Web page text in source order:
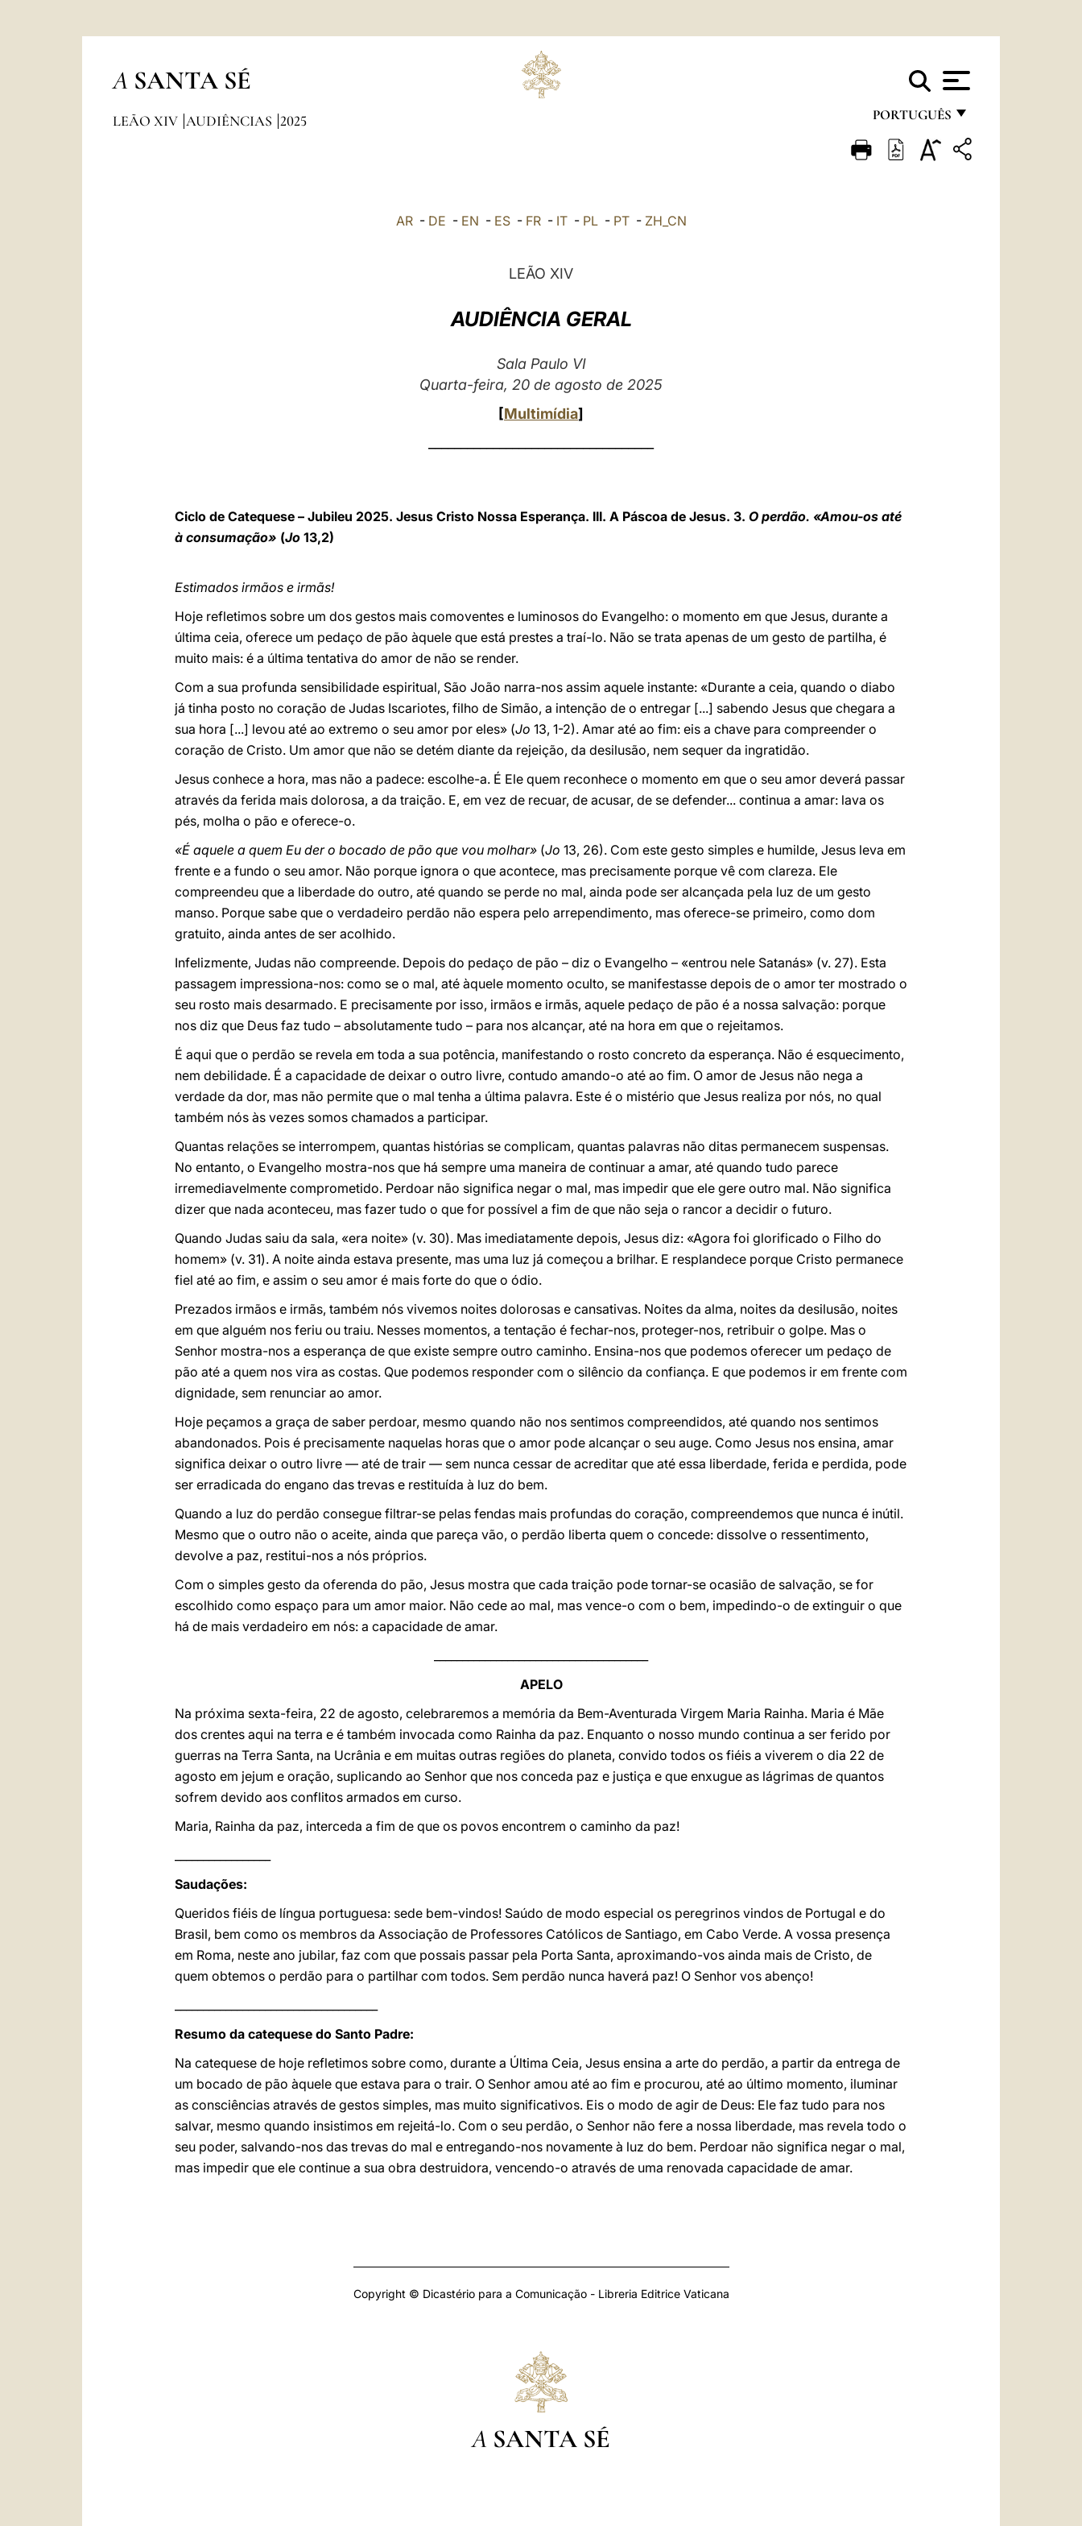
A SANTA SÉ
PORTUGUÊS
FRANÇAIS
LEÃO XIV AUDIÊNCIAS 2025
AR- DE - EN - ES- FR- IT- PL- PT- ZH_CN
LEÃO XIV
AUDIÊNCIA GERAL
Sala Paulo VI
Quarta-feira, 20 de agosto de 2025
[Multimídia]
Ciclo de Catequese – Jubileu 2025. Jesus Cristo Nossa Esperança. III. A Páscoa de Jesus. 3. O perdão. «Amou-os até
à consumação» (Jo 13,2)
Estimados irmãos e irmãs!
Hoje refletimos sobre um dos gestos mais comoventes e luminosos do Evangelho: o momento em que Jesus, durante a
última ceia, oferece um pedaço de pão àquele que está prestes a traí-lo. Não se trata apenas de um gesto de partilha, é
muito mais: é a última tentativa do amor de não se render.
Com a sua profunda sensibilidade espiritual, São João narra-nos assim aquele instante: «Durante a ceia, quando o diabo
já tinha posto no coração de Judas Iscariotes, filho de Simão, a intenção de o entregar [...] sabendo Jesus que chegara a
sua hora [...] levou até ao extremo o seu amor por eles» (Jo 13, 1-2). Amar até ao fim: eis a chave para compreender o
coração de Cristo. Um amor que não se detém diante da rejeição, da desilusão, nem sequer da ingratidão.
Jesus conhece a hora, mas não a padece: escolhe-a. É Ele quem reconhece o momento em que o seu amor deverá passar
através da ferida mais dolorosa, a da traição. E, em vez de recuar, de acusar, de se defender... continua a amar: lava os
pés, molha o pão e oferece-o.
«É aquele a quem Eu der o bocado de pão que vou molhar» (Jo 13, 26). Com este gesto simples e humilde, Jesus leva em
frente e a fundo o seu amor. Não porque ignora o que acontece, mas precisamente porque vê com clareza. Ele
compreendeu que a liberdade do outro, até quando se perde no mal, ainda pode ser alcançada pela luz de um gesto
manso. Porque sabe que o verdadeiro perdão não espera pelo arrependimento, mas oferece-se primeiro, como dom
gratuito, ainda antes de ser acolhido.
Infelizmente, Judas não compreende. Depois do pedaço de pão – diz o Evangelho – «entrou nele Satanás» (v. 27). Esta
passagem impressiona-nos: como se o mal, até àquele momento oculto, se manifestasse depois de o amor ter mostrado o
seu rosto mais desarmado. E precisamente por isso, irmãos e irmãs, aquele pedaço de pão é a nossa salvação: porque
nos diz que Deus faz tudo – absolutamente tudo – para nos alcançar, até na hora em que o rejeitamos.
É aqui que o perdão se revela em toda a sua potência, manifestando o rosto concreto da esperança. Não é esquecimento,
nem debilidade. É a capacidade de deixar o outro livre, contudo amando-o até ao fim. O amor de Jesus não nega a
verdade da dor, mas não permite que o mal tenha a última palavra. Este é o mistério que Jesus realiza por nós, no qual
também nós às vezes somos chamados a participar.
Quantas relações se interrompem, quantas histórias se complicam, quantas palavras não ditas permanecem suspensas.
No entanto, o Evangelho mostra-nos que há sempre uma maneira de continuar a amar, até quando tudo parece
irremediavelmente comprometido. Perdoar não significa negar o mal, mas impedir que ele gere outro mal. Não significa
dizer que nada aconteceu, mas fazer tudo o que for possível a fim de que não seja o rancor a decidir o futuro.
Quando Judas saiu da sala, «era noite» (v. 30). Mas imediatamente depois, Jesus diz: «Agora foi glorificado o Filho do
homem» (v. 31). A noite ainda estava presente, mas uma luz já começou a brilhar. E resplandece porque Cristo permanece
fiel até ao fim, e assim o seu amor é mais forte do que o ódio.
Prezados irmãos e irmãs, também nós vivemos noites dolorosas e cansativas. Noites da alma, noites da desilusão, noites
em que alguém nos feriu ou traiu. Nesses momentos, a tentação é fechar-nos, proteger-nos, retribuir o golpe. Mas o
Senhor mostra-nos a esperança de que existe sempre outro caminho. Ensina-nos que podemos oferecer um pedaço de
pão até a quem nos vira as costas. Que podemos responder com o silêncio da confiança. E que podemos ir em frente com
dignidade, sem renunciar ao amor.
Hoje peçamos a graça de saber perdoar, mesmo quando não nos sentimos compreendidos, até quando nos sentimos
abandonados. Pois é precisamente naquelas horas que o amor pode alcançar o seu auge. Como Jesus nos ensina, amar
significa deixar o outro livre — até de trair — sem nunca cessar de acreditar que até essa liberdade, ferida e perdida, pode
ser erradicada do engano das trevas e restituída à luz do bem.
Quando a luz do perdão consegue filtrar-se pelas fendas mais profundas do coração, compreendemos que nunca é inútil.
Mesmo que o outro não o aceite, ainda que pareça vão, o perdão liberta quem o concede: dissolve o ressentimento,
devolve a paz, restitui-nos a nós próprios.
Com o simples gesto da oferenda do pão, Jesus mostra que cada traição pode tornar-se ocasião de salvação, se for
escolhido como espaço para um amor maior. Não cede ao mal, mas vence-o com o bem, impedindo-o de extinguir o que
há de mais verdadeiro em nós: a capacidade de amar.
APELO
Na próxima sexta-feira, 22 de agosto, celebraremos a memória da Bem-Aventurada Virgem Maria Rainha. Maria é Mãe
dos crentes aqui na terra e é também invocada como Rainha da paz. Enquanto o nosso mundo continua a ser ferido por
guerras na Terra Santa, na Ucrânia e em muitas outras regiões do planeta, convido todos os fiéis a viverem o dia 22 de
agosto em jejum e oração, suplicando ao Senhor que nos conceda paz e justiça e que enxugue as lágrimas de quantos
sofrem devido aos conflitos armados em curso.
Maria, Rainha da paz, interceda a fim de que os povos encontrem o caminho da paz!
Saudações:
Queridos fiéis de língua portuguesa: sede bem-vindos! Saúdo de modo especial os peregrinos vindos de Portugal e do
Brasil, bem como os membros da Associação de Professores Católicos de Santiago, em Cabo Verde. A vossa presença
em Roma, neste ano jubilar, faz com que possais passar pela Porta Santa, aproximando-vos ainda mais de Cristo, de
quem obtemos o perdão para o partilhar com todos. Sem perdão nunca haverá paz! O Senhor vos abenço!
Resumo da catequese do Santo Padre:
Na catequese de hoje refletimos sobre como, durante a Última Ceia, Jesus ensina a arte do perdão, a partir da entrega de
um bocado de pão àquele que estava para o trair. O Senhor amou até ao fim e procurou, até ao último momento, iluminar
as consciências através de gestos simples, mas muito significativos. Eis o modo de agir de Deus: Ele faz tudo para nos
salvar, mesmo quando insistimos em rejeitá-lo. Com o seu perdão, o Senhor não fere a nossa liberdade, mas revela todo o
seu poder, salvando-nos das trevas do mal e entregando-nos novamente à luz do bem. Perdoar não significa negar o mal,
mas impedir que ele continue a sua obra destruidora, vencendo-o através de uma renovada capacidade de amar.
Copyright © Dicastério para a Comunicação - Libreria Editrice Vaticana
A SANTA SÉ